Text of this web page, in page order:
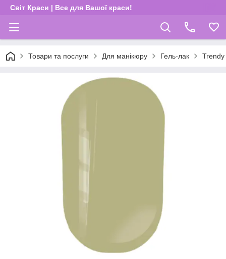
Світ Краси | Все для Вашої краси!
Товари та послуги Для манікюру Гель-лак Trendy